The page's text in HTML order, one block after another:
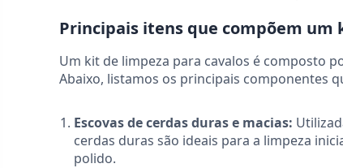
Principais itens que compõem um
Um kit de limpeza para cavalos é composto
Abaixo, listamos os principais componentes
Escovas de cerdas duras e macias:
cerdas duras são ideais para a limpeza
polido.